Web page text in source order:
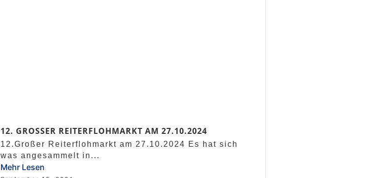
12. GROSSER REITERFLOHMARKT AM 27.10.2024
12.Großer Reiterflohmarkt am 27.10.2024 Es hat sich
was angesammelt in...
Mehr Lesen